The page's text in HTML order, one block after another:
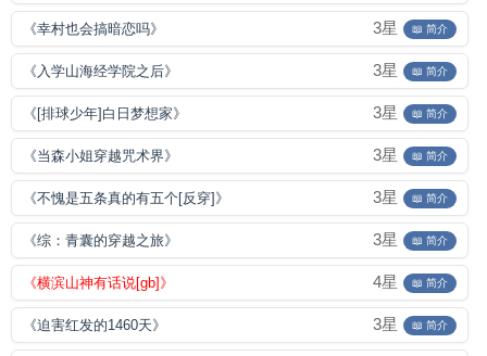
《幸村也会搞暗恋吗》 3星 📖 简介
《入学山海经学院之后》 3星 📖 简介
《[排球少年]白日梦想家》 3星 📖 简介
《当森小姐穿越咒术界》 3星 📖 简介
《不愧是五条真的有五个[反穿]》 3星 📖 简介
《综：青囊的穿越之旅》 3星 📖 简介
《横滨山神有话说[gb]》 4星 📖 简介
《迫害红发的1460天》 3星 📖 简介